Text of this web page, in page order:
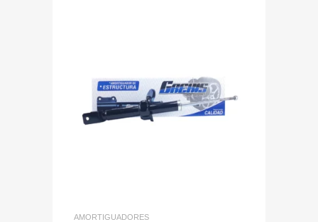
Add to Wishlist
Add to Compare
AMORTIGUADORES